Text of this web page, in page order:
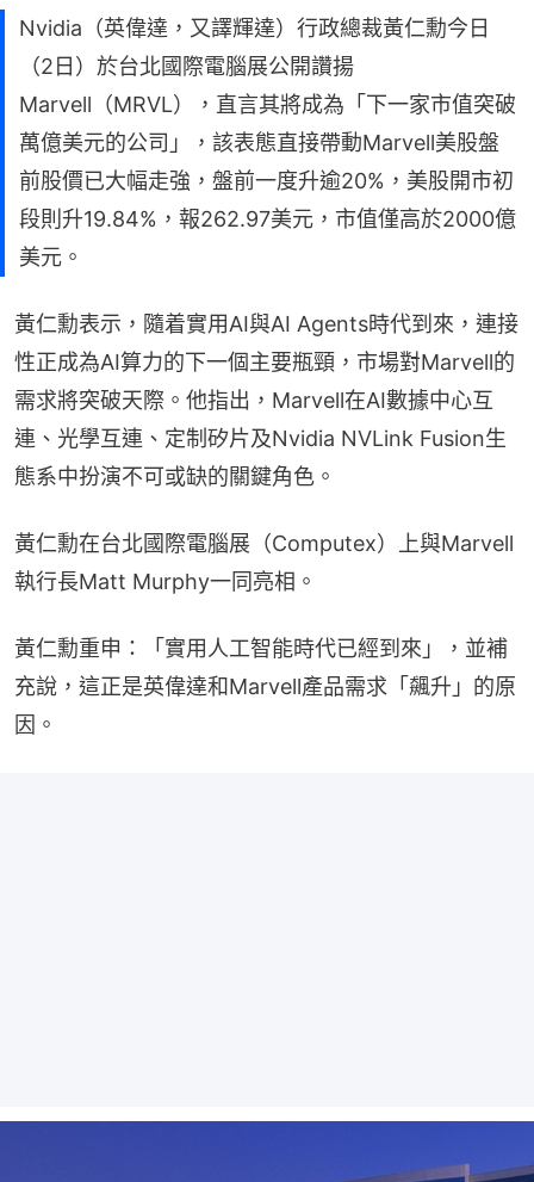
Nvidia（英偉達，又譯輝達）行政總裁黃仁勳今日
（2日）於台北國際電腦展公開讚揚
Marvell（MRVL），直言其將成為「下一家市值突破
萬億美元的公司」，該表態直接帶動Marvell美股盤
前股價已大幅走強，盤前一度升逾20%，美股開市初
段則升19.84%，報262.97美元，市值僅高於2000億
美元。
黃仁勳表示，隨着實用AI與AI Agents時代到來，連接
性正成為AI算力的下一個主要瓶頸，市場對Marvell的
需求將突破天際。他指出，Marvell在AI數據中心互
連、光學互連、定制矽片及Nvidia NVLink Fusion生
態系中扮演不可或缺的關鍵角色。
黃仁勳在台北國際電腦展（Computex）上與Marvell
執行長Matt Murphy一同亮相。
黃仁勳重申：「實用人工智能時代已經到來」，並補
充說，這正是英偉達和Marvell產品需求「飆升」的原
因。